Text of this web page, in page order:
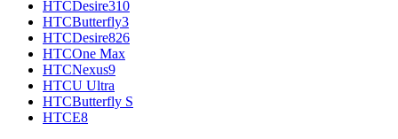
HTCDesire310
HTCButterfly3
HTCDesire826
HTCOne Max
HTCNexus9
HTCU Ultra
HTCButterfly S
HTCE8